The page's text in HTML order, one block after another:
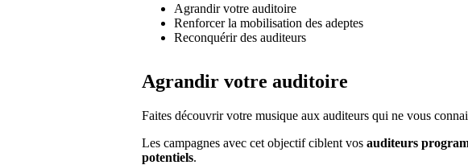
Agrandir votre auditoire
Renforcer la mobilisation des adeptes
Reconquérir des auditeurs
Agrandir votre auditoire
Faites découvrir votre musique aux auditeurs qui ne vous
Les campagnes avec cet objectif ciblent vos auditeurs
potentiels.